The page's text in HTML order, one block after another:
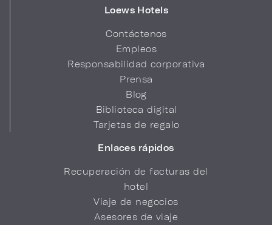
Loews Hotels
Contáctenos
Empleos
Responsabilidad corporativa
Prensa
Blog
Biblioteca digital
Tarjetas de regalo
Enlaces rápidos
Recuperación de facturas del
hotel
Viaje de negocios
Asesores de viaje